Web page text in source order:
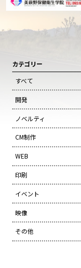
カテゴリー
すべて
開発
ノベルティ
CM制作
WEB
印刷
イベント
映像
その他